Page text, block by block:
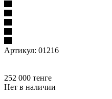
Артикул: 01216
252 000 тенге
Нет в наличии